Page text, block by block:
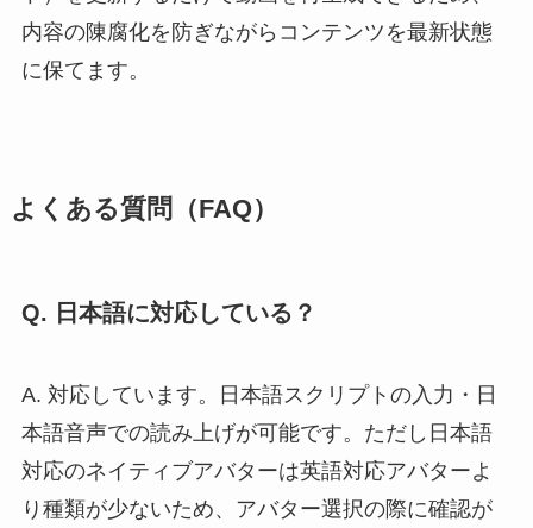
内容の陳腐化を防ぎながらコンテンツを最新状態
に保てます。
よくある質問（FAQ）
Q. 日本語に対応している？
A. 対応しています。日本語スクリプトの入力・日
本語音声での読み上げが可能です。ただし日本語
対応のネイティブアバターは英語対応アバターよ
り種類が少ないため、アバター選択の際に確認が